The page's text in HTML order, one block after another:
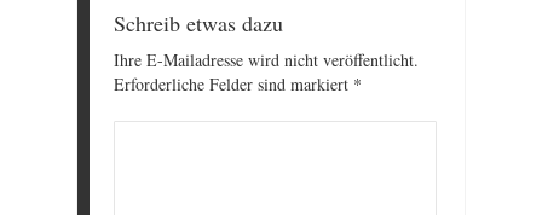
Schreib etwas dazu
Ihre E-Mailadresse wird nicht veröffentlicht.
Erforderliche Felder sind markiert *